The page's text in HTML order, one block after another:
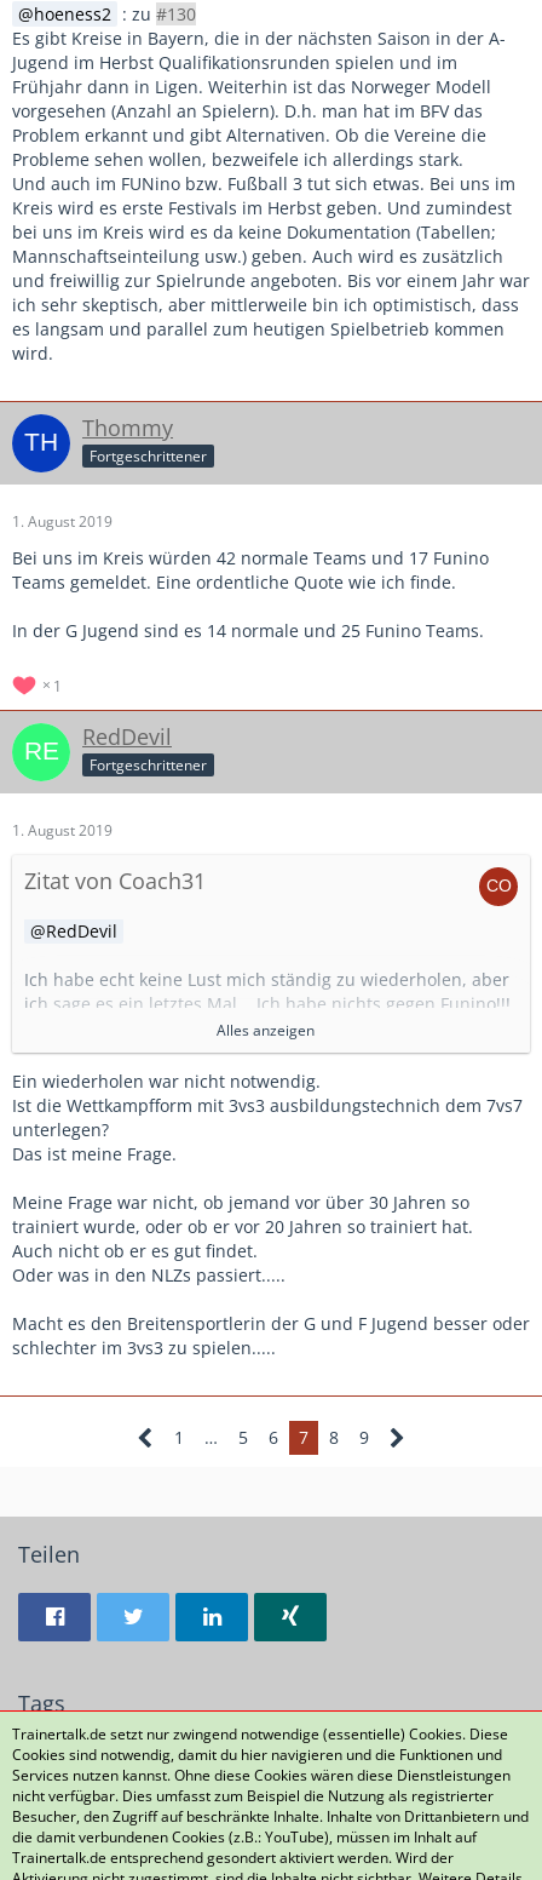
hoeness2 : zu #130
Es gibt Kreise in Bayern, die in der nächsten Saison in der A-
Jugend im Herbst Qualifikationsrunden spielen und im
Frühjahr dann in Ligen. Weiterhin ist das Norweger Modell
vorgesehen (Anzahl an Spielern). D.h. man hat im BFV das
Problem erkannt und gibt Alternativen. Ob die Vereine die
Probleme sehen wollen, bezweifele ich allerdings stark.
Und auch im FUNino bzw. Fußball 3 tut sich etwas. Bei uns im
Kreis wird es erste Festivals im Herbst geben. Und zumindest
bei uns im Kreis wird es da keine Dokumentation (Tabellen;
Mannschaftseinteilung usw.) geben. Auch wird es zusätzlich
und freiwillig zur Spielrunde angeboten. Bis vor einem Jahr war
ich sehr skeptisch, aber mittlerweile bin ich optimistisch, dass
es langsam und parallel zum heutigen Spielbetrieb kommen
wird.
Thommy
Fortgeschrittener
1. August 2019
Bei uns im Kreis würden 42 normale Teams und 17 Funino
Teams gemeldet. Eine ordentliche Quote wie ich finde.
In der G Jugend sind es 14 normale und 25 Funino Teams.
1
RedDevil
Fortgeschrittener
1. August 2019
Zitat von Coach31
RedDevil
Ich habe echt keine Lust mich ständig zu wiederholen, aber
ich sage es ein letztes Mal... Ich habe nichts gegen Funino!!!
Weder als Trainingsform ( die ich selber im Training seit 20
Jahren immer wieder einbaue und auch als Spieler vor über
30 Jahren schon im Training gespielt habe) noch als
OPTIONALE Wettkampfform.
Ich würde es nicht gut finden, dass Funino in der F oder
eingeführt wird.
Und mein erster Kritikpunkt war ohnehin der, dass das alles
ganz nett ist, wenn in der G und F Jugend Funino eingeführt
die ja nun wie Pilze aus dem Boden wachsen müssten) in
den NLZs keine Beachtung finden, weil sie zu klein oder zu
Alles anzeigen
Ein wiederholen war nicht notwendig.
Ist die Wettkampfform mit 3vs3 ausbildungstechnich dem 7vs7
unterlegen?
Das ist meine Frage.
Meine Frage war nicht, ob jemand vor über 30 Jahren so
trainiert wurde, oder ob er vor 20 Jahren so trainiert hat.
Auch nicht ob er es gut findet.
Oder was in den NLZs passiert.....
Macht es den Breitensportlerin der G und F Jugend besser oder
schlechter im 3vs3 zu spielen.....
1 … 5 6 7 8 9
Teilen
Tags
93 130
Datenschutzerklärung Kontakt Impressum
Trainertalk.de setzt nur zwingend notwendige (essentielle) Cookies. Diese
Cookies sind notwendig, damit du hier navigieren und die Funktionen und
Services nutzen kannst. Ohne diese Cookies wären diese Dienstleistungen
nicht verfügbar. Dies umfasst zum Beispiel die Nutzung als registrierter
Besucher, den Zugriff auf beschränkte Inhalte. Inhalte von Drittanbietern und
die damit verbundenen Cookies (z.B.: YouTube), müssen im Inhalt auf
Trainertalk.de entsprechend gesondert aktiviert werden. Wird der